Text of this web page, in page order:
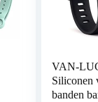
VAN-
Siliconen
banden